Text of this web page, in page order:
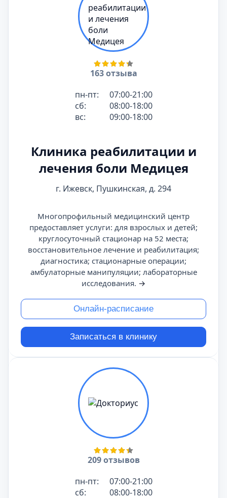
163 отзыва
пн-пт:
07:00-21:00
сб:
08:00-18:00
вс:
09:00-18:00
Клиника реабилитации и
лечения боли Медицея
г. Ижевск, Пушкинская, д. 294
Многопрофильный медицинский центр
предоставляет услуги: для взрослых и детей;
круглосуточный стационар на 52 места;
восстановительное лечение и реабилитация;
диагностика; стационарные операции;
амбулаторные манипуляции; лабораторные
исследования. →
Онлайн-расписание
Записаться в клинику
209 отзывов
пн-пт:
07:00-21:00
сб:
08:00-18:00